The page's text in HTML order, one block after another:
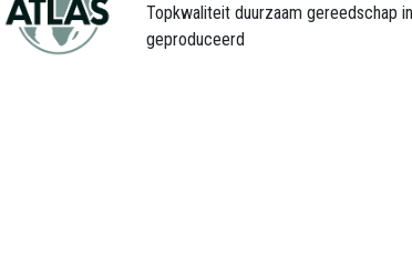
Topkwaliteit duurzaam gereedschap
geproduceerd